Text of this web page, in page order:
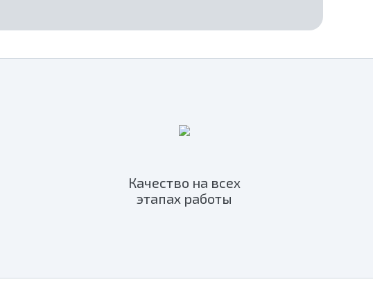
Качество на всех
этапах работы